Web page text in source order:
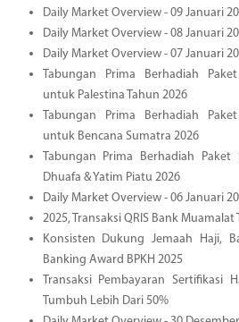
Daily Market Overview - 09 Januari
Daily Market Overview - 08 Januari
Daily Market Overview - 07 Januari
Tabungan Prima Berhadiah
untuk Palestina Tahun 2026
Tabungan Prima Berhadiah
untuk Bencana Sumatra 2026
Tabungan Prima Berhadiah
Dhuafa & Yatim Piatu 2026
Daily Market Overview - 06 Januari
2025, Transaksi QRIS Bank Muamalat
Konsisten Dukung Jemaah Haji,
Banking Award BPKH 2025
Transaksi Pembayaran Sertifikasi
Tumbuh Lebih Dari 50%